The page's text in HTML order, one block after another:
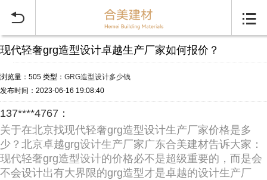
 
现代轻奢grg造型设计卓越生产厂家如何报价？
浏览量：505 类型： GRG造型设计多少钱
发布时间：2023-06-16 19:08:40
137****4767：
关于在北京找现代轻奢grg造型设计生产厂家价格是多
少？北京卓越grg设计生产厂家广东合美建材告诉大家：
现代轻奢grg造型设计的价格必不是超级重要的，而是会
不会设计出有大界限的grg造型才是卓越的设计生产厂